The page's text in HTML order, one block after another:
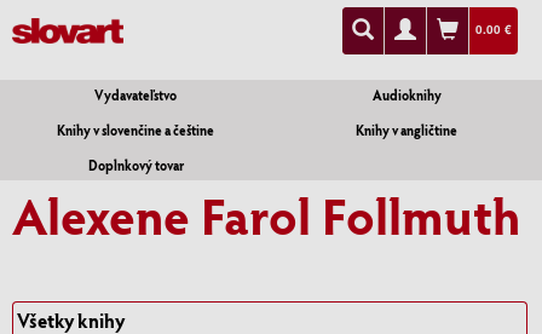
0.00 €
Vydavateľstvo
Audioknihy
Knihy v slovenčine a češtine
Knihy v angličtine
Doplnkový tovar
Alexene Farol Follmuth
Všetky knihy